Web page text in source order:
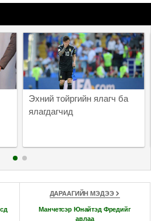
Эхний тойргийн ялагч ба
ялагдагчид
ДАРААГИЙН МЭДЭЭ
Манчетсэр Юнайтэд Фредийг
авлаа